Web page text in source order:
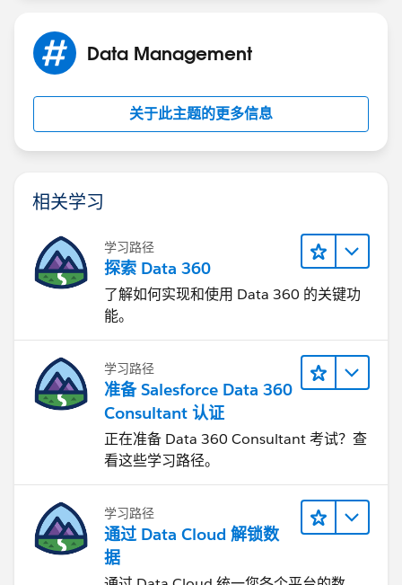
Data Management
关于此主题的更多信息
相关学习
学习路径
探索 Data 360
了解如何实现和使用 Data 360 的关键功
能。
学习路径
准备 Salesforce Data 360
Consultant 认证
正在准备 Data 360 Consultant 考试？查
看这些学习路径。
学习路径
通过 Data Cloud 解锁数
据